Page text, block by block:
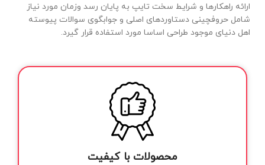
ارائه راهکارها و شرایط سخت تایپ به پایان رسد وزمان مورد نیاز
شامل حروفچینی دستاوردهای اصلی و جوابگوی سوالات پیوسته
اهل دنیای موجود طراحی اساسا مورد استفاده قرار گیرد.
محصولات با کیفیت